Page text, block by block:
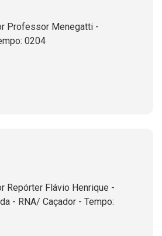
Professor Menegatti -
0204
Repórter Flávio Henrique -
- RNA/ Caçador - Tempo: